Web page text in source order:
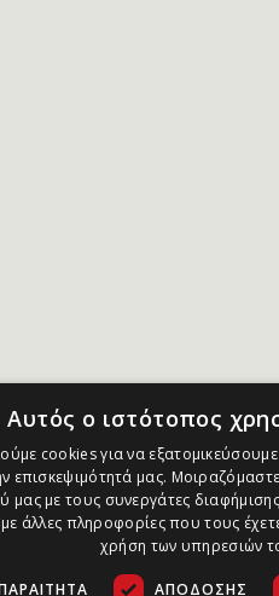
Αυτός ο ιστότοπος
cookies για να εξατομικεύσουμε
επισκεψιμότητά μας.
μας με τους συνεργάτες
άλλες πληροφορίες που τους
χρήση των υπηρεσιών
ΑΠΌΔΟΣΗΣ